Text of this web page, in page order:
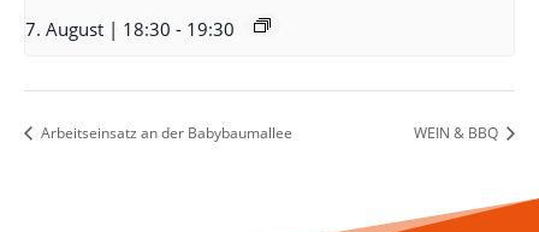
7. August | 18:30 - 19:30
Arbeitseinsatz an der Babybaumallee WEIN & BBQ